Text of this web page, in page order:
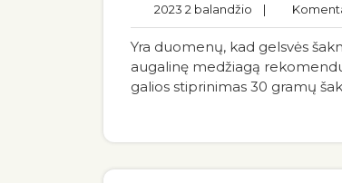
2023 2 balandžio |
Yra duomenų, kad gelsvės
augalinę medžiagą
galios stiprinimas 30 gramų